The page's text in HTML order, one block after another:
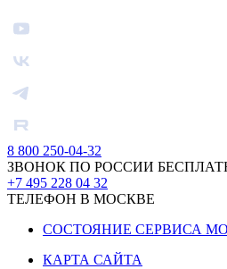
8 800 250-04-32
ЗВОНОК ПО РОССИИ
+7 495 228 04 32
ТЕЛЕФОН В МОСКВЕ
СОСТОЯНИЕ СЕРВИСА
КАРТА САЙТА